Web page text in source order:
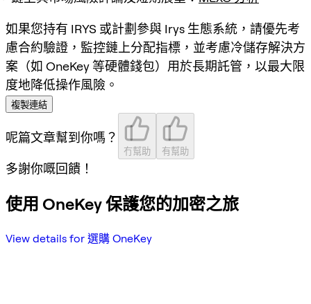
如果您持有 IRYS 或計劃參與 Irys 生態系統，請優先考
慮合約驗證，監控鏈上分配指標，並考慮冷儲存解決方
案（如 OneKey 等硬體錢包）用於長期託管，以最大限
度地降低操作風險。
複製連結
呢篇文章幫到你嗎？
冇幫助 有幫助
多謝你嘅回饋！
使用 OneKey 保護您的加密之旅
View details for 選購 OneKey